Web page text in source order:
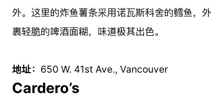
外。这里的炸鱼薯条采用诺瓦斯科舍的鳕鱼，外
裹轻脆的啤酒面糊，味道极其出色。
地址： 650 W. 41st Ave., Vancouver
Cardero’s